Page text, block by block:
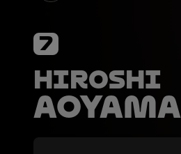
7
Hiroshi
Aoyama